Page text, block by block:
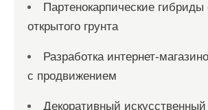
Партенокарпические гибриды
открытого грунта
Разработка интернет-
с продвижением
Декоративный